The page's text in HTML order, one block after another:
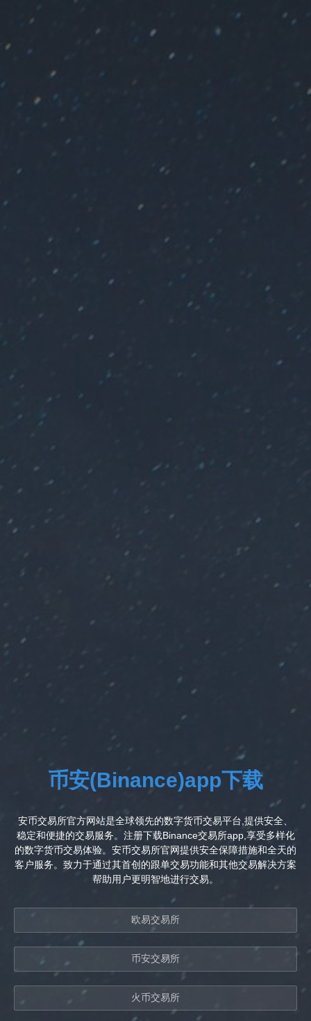
币安(Binance)app下载
安币交易所官方网站是全球领先的数字货币交易平台,提供安全、
稳定和便捷的交易服务。注册下载Binance交易所app,享受多样化
的数字货币交易体验。安币交易所官网提供安全保障措施和全天的
客户服务。致力于通过其首创的跟单交易功能和其他交易解决方案
帮助用户更明智地进行交易。
欧易交易所
币安交易所
火币交易所